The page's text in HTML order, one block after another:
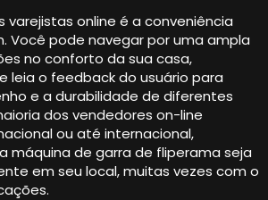
varejistas online é a conveniência
Você pode navegar por uma ampla
no conforto da sua casa,
leia o feedback do usuário para
e a durabilidade de diferentes
dos vendedores on-line
ou até internacional,
máquina de garra de fliperama seja
em seu local, muitas vezes com o